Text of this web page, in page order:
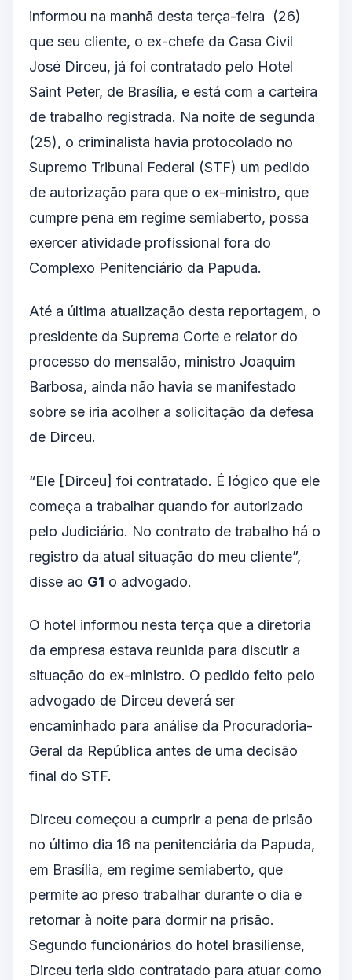
informou na manhã desta terça-feira (26)
que seu cliente, o ex-chefe da Casa Civil
José Dirceu, já foi contratado pelo Hotel
Saint Peter, de Brasília, e está com a carteira
de trabalho registrada. Na noite de segunda
(25), o criminalista havia protocolado no
Supremo Tribunal Federal (STF) um pedido
de autorização para que o ex-ministro, que
cumpre pena em regime semiaberto, possa
exercer atividade profissional fora do
Complexo Penitenciário da Papuda.
Até a última atualização desta reportagem, o
presidente da Suprema Corte e relator do
processo do mensalão, ministro Joaquim
Barbosa, ainda não havia se manifestado
sobre se iria acolher a solicitação da defesa
de Dirceu.
“Ele [Dirceu] foi contratado. É lógico que ele
começa a trabalhar quando for autorizado
pelo Judiciário. No contrato de trabalho há o
registro da atual situação do meu cliente”,
disse ao G1 o advogado.
O hotel informou nesta terça que a diretoria
da empresa estava reunida para discutir a
situação do ex-ministro. O pedido feito pelo
advogado de Dirceu deverá ser
encaminhado para análise da Procuradoria-
Geral da República antes de uma decisão
final do STF.
Dirceu começou a cumprir a pena de prisão
no último dia 16 na penitenciária da Papuda,
em Brasília, em regime semiaberto, que
permite ao preso trabalhar durante o dia e
retornar à noite para dormir na prisão.
Segundo funcionários do hotel brasiliense,
Dirceu teria sido contratado para atuar como